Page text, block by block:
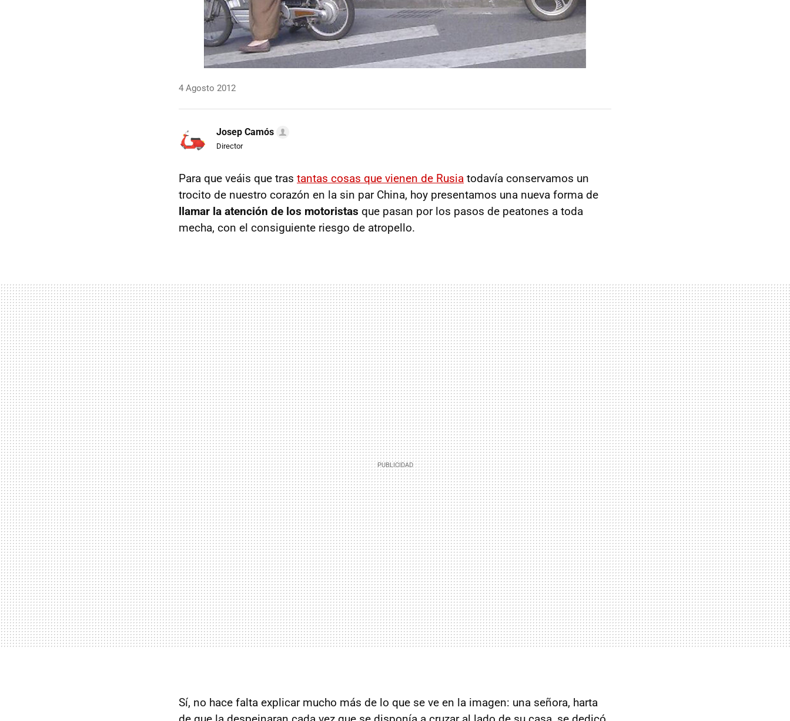
4 Agosto 2012
Josep Camós
Director
Para que veáis que tras tantas cosas que vienen de Rusia todavía conservamos un
trocito de nuestro corazón en la sin par China, hoy presentamos una nueva forma de
llamar la atención de los motoristas que pasan por los pasos de peatones a toda
mecha, con el consiguiente riesgo de atropello.
Sí, no hace falta explicar mucho más de lo que se ve en la imagen: una señora, harta